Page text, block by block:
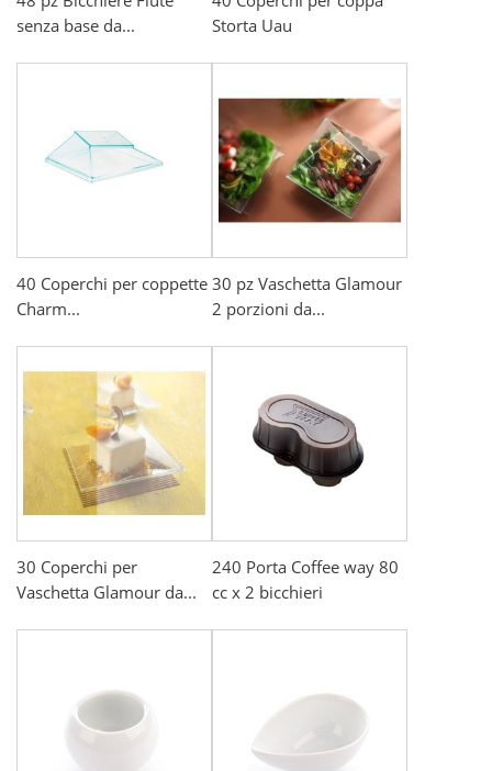
senza base da...
Storta Uau
40 Coperchi per coppette
Charm...
30 pz Vaschetta Glamour
2 porzioni da...
30 Coperchi per
Vaschetta Glamour da...
240 Porta Coffee way 80
cc x 2 bicchieri